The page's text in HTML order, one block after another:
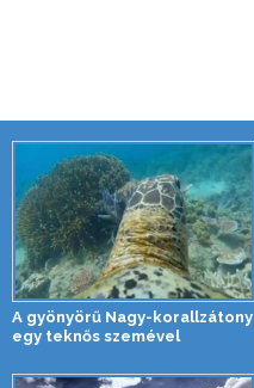
A gyönyörű Nagy-korallzátony
egy teknős szemével